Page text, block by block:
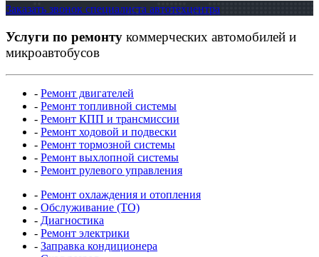
Заказать звонок специалиста автотехцентра
Услуги по ремонту коммерческих автомобилей и
микроавтобусов
- Ремонт двигателей
- Ремонт топливной системы
- Ремонт КПП и трансмиссии
- Ремонт ходовой и подвески
- Ремонт тормозной системы
- Ремонт выхлопной системы
- Ремонт рулевого управления
- Ремонт охлаждения и отопления
- Обслуживание (ТО)
- Диагностика
- Ремонт электрики
- Заправка кондиционера